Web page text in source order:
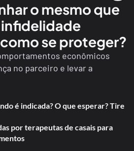
o mesmo que
infidelidade
se proteger?
econômicos
no parceiro e levar a
é indicada? O que esperar? Tire
por terapeutas de casais para